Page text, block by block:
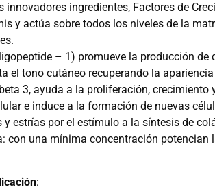
innovadores ingredientes, Factores de
y actúa sobre todos los niveles de la
– 1) promueve la producción
el tono cutáneo recuperando la
3, ayuda a la proliferación,
e induce a la formación de nuevas
y estrías por el estímulo a la síntesis de
con una mínima concentración potencian
: